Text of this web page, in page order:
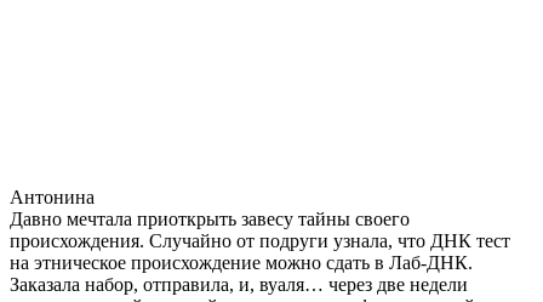
Антонина
Давно мечтала приоткрыть завесу тайны своего
происхождения. Случайно от подруги узнала, что ДНК тест
на этническое происхождение можно сдать в Лаб-ДНК.
Заказала набор, отправила, и, вуаля… через две недели